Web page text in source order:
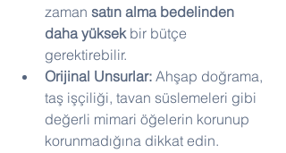
zaman satın alma bedelinden
daha yüksek bir bütçe
gerektirebilir.
Orijinal Unsurlar: Ahşap doğrama,
taş işçiliği, tavan süslemeleri gibi
değerli mimari öğelerin korunup
korunmadığına dikkat edin.